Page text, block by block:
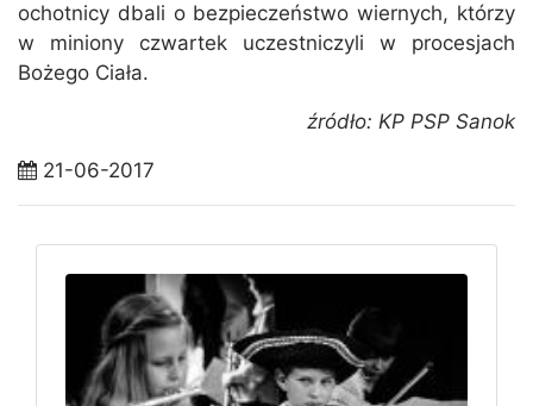
ochotnicy dbali o bezpieczeństwo wiernych, którzy
w miniony czwartek uczestniczyli w procesjach
Bożego Ciała.
źródło: KP PSP Sanok
21-06-2017